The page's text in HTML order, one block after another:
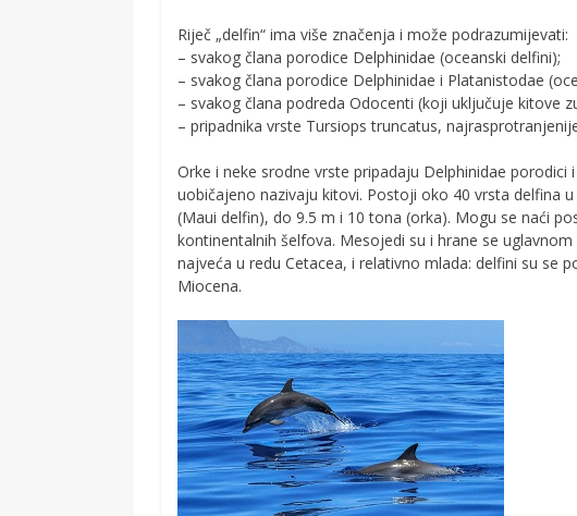
Riječ „delfin“ ima više značenja i može podrazumijevati:
– svakog člana porodice Delphinidae (oceanski delfini);
– svakog člana porodice Delphinidae i Platanistodae
– svakog člana podreda Odocenti (koji uključuje kitove
– pripadnika vrste Tursiops truncatus,
Orke i neke srodne vrste pripadaju Delphinidae
uobičajeno nazivaju kitovi. Postoji oko 40 vrsta delfina
(Maui delfin), do 9.5 m i 10 tona (orka). Mogu se naći
kontinentalnih šelfova. Mesojedi su i hrane se
najveća u redu Cetacea, i relativno mlada: delfini su se
Miocena.